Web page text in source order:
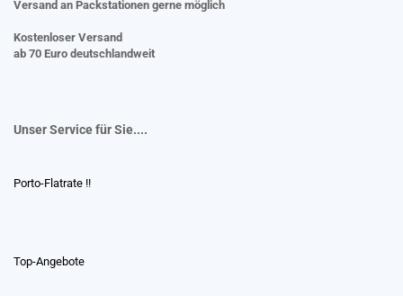
Versand an Packstationen gerne möglich
Kostenloser Versand
ab 70 Euro deutschlandweit
Unser Service für Sie....
Porto-Flatrate !!
Top-Angebote